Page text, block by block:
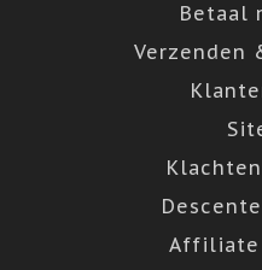
Betaal
Verzenden
Affiliate